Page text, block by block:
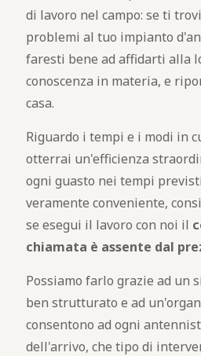
di lavoro nel campo: se ti
problemi al tuo impianto
faresti bene ad affidarti alla
conoscenza in materia, e
casa.
Riguardo i tempi e i modi in
otterrai un'efficienza
ogni guasto nei tempi
veramente conveniente,
se esegui il lavoro con noi il
chiamata è assente dal
Possiamo farlo grazie ad un
ben strutturato e ad
consentono ad ogni
dell'arrivo, che tipo di